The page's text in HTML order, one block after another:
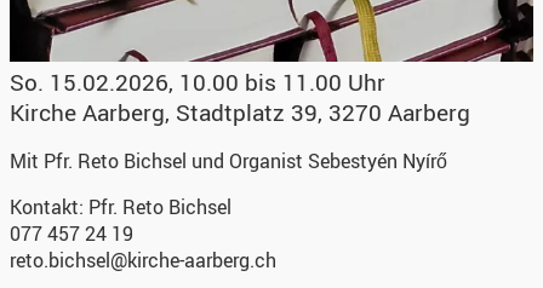
So. 15.02.2026, 10.00 bis 11.00 Uhr
Kirche Aarberg, Stadtplatz 39, 3270 Aarberg
Mit Pfr. Reto Bichsel und Organist Sebestyén Nyírő
Kontakt: Pfr. Reto Bichsel
077 457 24 19
reto.bichsel@kirche-aarberg.ch